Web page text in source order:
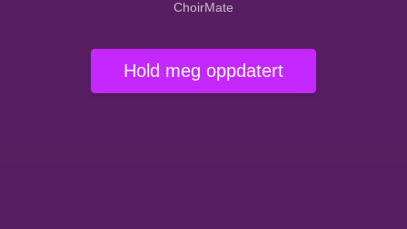
ChoirMate
Hold meg oppdatert